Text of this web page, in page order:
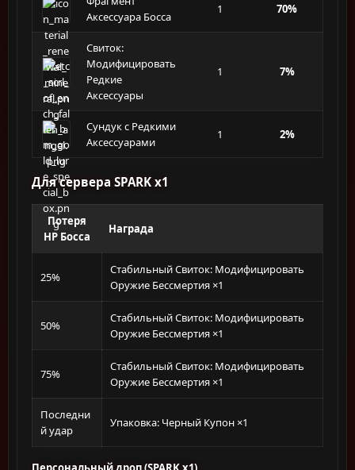
Аксессуара Босса
1 70%
Свиток:
Модифицировать
Редкие
Аксессуары
1 7%
Сундук с Редкими
Аксессуарами
1 2%
Для сервера SPARK x1
Потеря
HP Босса
Награда
25%
Стабильный Свиток: Модифицировать
Оружие Бессмертия ×1
50%
Стабильный Свиток: Модифицировать
Оружие Бессмертия ×1
75%
Стабильный Свиток: Модифицировать
Оружие Бессмертия ×1
Последни
й удар
Упаковка: Черный Купон ×1